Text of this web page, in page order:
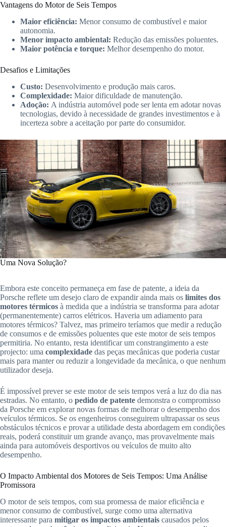
Vantagens do Motor de Seis Tempos
Maior eficiência: Menor consumo de combustível e maior
autonomia.
Menor impacto ambiental: Redução das emissões poluentes.
Maior potência e torque: Melhor desempenho do motor.
Desafios e Limitações
Custo: Desenvolvimento e produção mais caros.
Complexidade: Maior dificuldade de manutenção.
Adoção: A indústria automóvel pode ser lenta em adotar novas
tecnologias, devido à necessidade de grandes investimentos e à
incerteza sobre a aceitação por parte do consumidor.
Uma Nova Solução?
Embora este conceito permaneça em fase de patente, a ideia da
Porsche reflete um desejo claro de expandir ainda mais os limites dos
motores térmicos à medida que a indústria se transforma para adotar
(permanentemente) carros elétricos. Haveria um adiamento para
motores térmicos? Talvez, mas primeiro teríamos que medir a redução
de consumos e de emissões poluentes que este motor de seis tempos
permitiria. No entanto, resta identificar um constrangimento a este
projecto: uma complexidade das peças mecânicas que poderia custar
mais para manter ou reduzir a longevidade da mecânica, o que nenhum
utilizador deseja.
É impossível prever se este motor de seis tempos verá a luz do dia nas
estradas. No entanto, o pedido de patente demonstra o compromisso
da Porsche em explorar novas formas de melhorar o desempenho dos
veículos térmicos. Se os engenheiros conseguirem ultrapassar os seus
obstáculos técnicos e provar a utilidade desta abordagem em condições
reais, poderá constituir um grande avanço, mas provavelmente mais
ainda para automóveis desportivos ou veículos de muito alto
desempenho.
O Impacto Ambiental dos Motores de Seis Tempos: Uma Análise
Promissora
O motor de seis tempos, com sua promessa de maior eficiência e
menor consumo de combustível, surge como uma alternativa
interessante para mitigar os impactos ambientais causados pelos